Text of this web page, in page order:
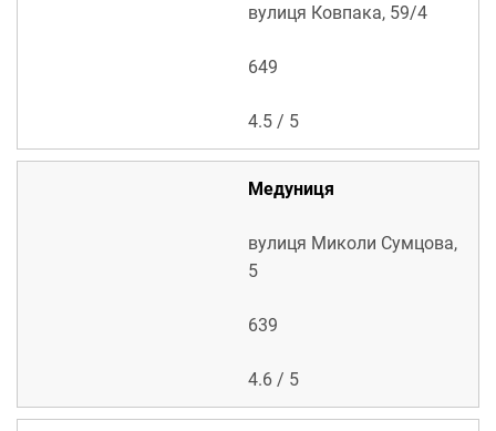
вулиця Ковпака, 59/4
649
4.5 / 5
Медуниця
вулиця Миколи Сумцова,
5
639
4.6 / 5